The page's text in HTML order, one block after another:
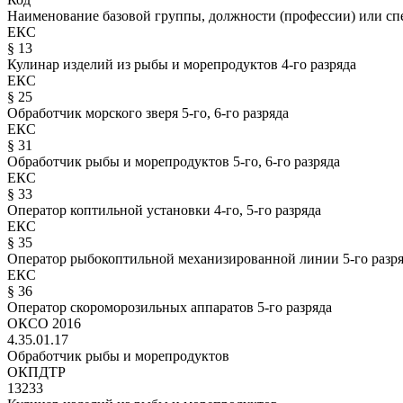
Наименование базовой группы, должности (профессии) или
ЕКС
§ 13
Кулинар изделий из рыбы и морепродуктов 4-го разряда
ЕКС
§ 25
Обработчик морского зверя 5-го, 6-го разряда
ЕКС
§ 31
Обработчик рыбы и морепродуктов 5-го, 6-го разряда
ЕКС
§ 33
Оператор коптильной установки 4-го, 5-го разряда
ЕКС
§ 35
Оператор рыбокоптильной механизированной линии 5-го
ЕКС
§ 36
Оператор скороморозильных аппаратов 5-го разряда
ОКСО 2016
4.35.01.17
Обработчик рыбы и морепродуктов
ОКПДТР
13233